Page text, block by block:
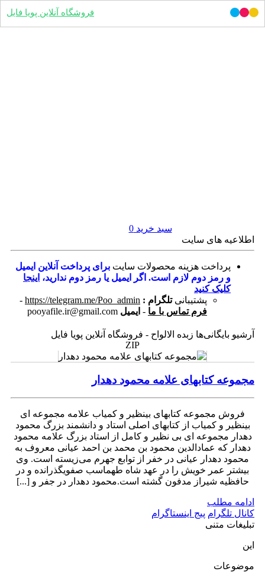
سبد خرید0
فروشگاه آنلاین پویا فایل
اطلاعیه های سایت
پرداخت هزینه محصولات سایت برای پرداخت آنلاین ایمیل
و رمز دوم لازم است. اگر ایمیل یا رمز دوم ندارید، اینجا
کلیک کنید
پشتیبانی تلگرام : https://telegram.me/Poo_admin
-
فرم تماس با ما - ایمیل pooyafile.ir@gmail.com
آرشیو بایگانی‌ها زبده الالواح - فروشگاه آنلاین پویا فایل
ZIP
مجموعه کتابهای علامه محمود دهدار
فروش مجموعه کتابهای بینظیر و کمیاب علامه مجموعه ای
بینظیر و کمیاب از کتابهای اصلی استاد و دانشمند بزرگ محمود
دهدار مجموعه ای بی نظیر و کامل از استاد بزرگ علامه محمود
دهدار که عمادالدین محمود بن محمد بن احمد عیانی معروف به
محمود دهدار عیانی در خفر از توابع جهرم می‌زیسته است. وی
بیشتر عمر خویش را در عهد شاه طهماسب صفویگذرانده و در
حافظیه شیراز مدفون گشته است.محمود دهدار در جفر و [...]
ادامه مطلب
کانال تلگرام پیج اینستاگرام
تبلیغات متنی
این
موضوعات